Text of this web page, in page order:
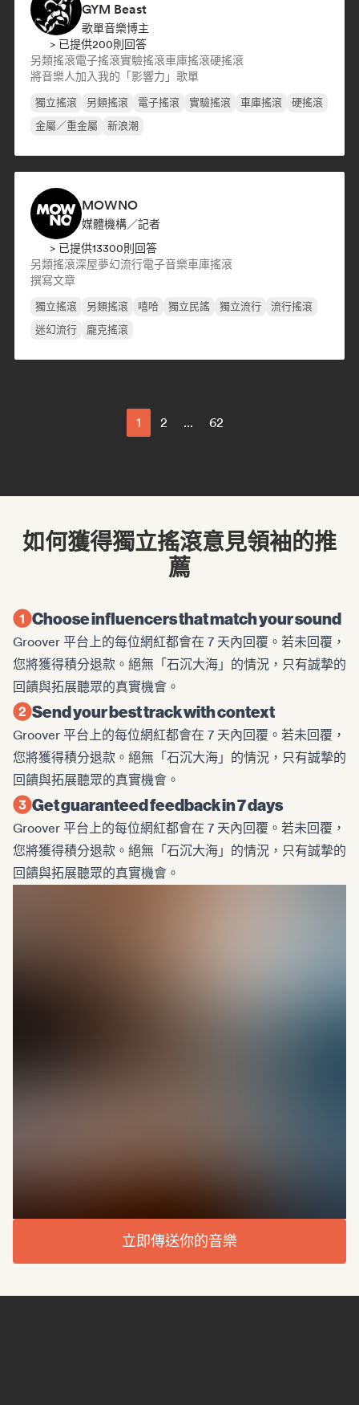
GYM Beast
歌單音樂博主
> 已提供200則回答
另類搖滾電子搖滾實驗搖滾車庫搖滾硬搖滾
將音樂人加入我的「影響力」歌單
獨立搖滾 另類搖滾 電子搖滾 實驗搖滾 車庫搖滾
硬搖滾
金屬／重金屬
新浪潮
MOWNO
媒體機構／記者
> 已提供13300則回答
另類搖滾深屋夢幻流行電子音樂車庫搖滾
撰寫文章
獨立搖滾 另類搖滾 嘻哈 獨立民謠 獨立流行
流行搖滾
迷幻流行
龐克搖滾
1 2 ... 62
如何獲得獨立搖滾意見領袖的推
薦
Choose influencers that match your sound
Groover 平台上的每位網紅都會在 7 天內回覆。若未回覆，
您將獲得積分退款。絕無「石沉大海」的情況，只有誠摯的
回饋與拓展聽眾的真實機會。
Send your best track with context
Groover 平台上的每位網紅都會在 7 天內回覆。若未回覆，
您將獲得積分退款。絕無「石沉大海」的情況，只有誠摯的
回饋與拓展聽眾的真實機會。
Get guaranteed feedback in 7 days
Groover 平台上的每位網紅都會在 7 天內回覆。若未回覆，
您將獲得積分退款。絕無「石沉大海」的情況，只有誠摯的
回饋與拓展聽眾的真實機會。
立即傳送你的音樂